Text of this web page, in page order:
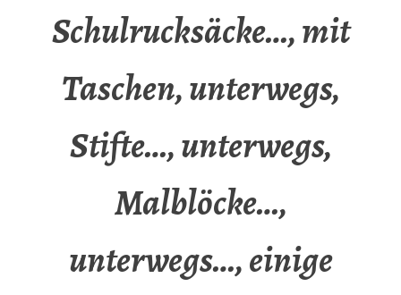
Schulrucksäcke…, mit
Taschen, unterwegs,
Stifte…, unterwegs,
Malblöcke…,
unterwegs…, einige